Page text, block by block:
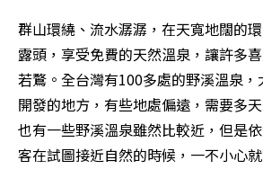
群山環繞、流水潺潺，在天寬地闊的
露頭，享受免費的天然溫泉，讓許多
若鶩。全台灣有100多處的野溪溫泉
開發的地方，有些地處偏遠，需要多
也有一些野溪溫泉雖然比較近，但是
客在試圖接近自然的時候，一不小心